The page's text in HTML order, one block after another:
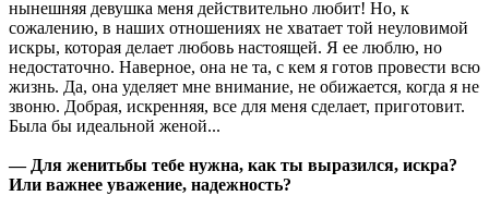
нынешняя девушка меня действительно любит! Но, к
сожалению, в наших отношениях не хватает той неуловимой
искры, которая делает любовь настоящей. Я ее люблю, но
недостаточно. Наверное, она не та, с кем я готов провести всю
жизнь. Да, она уделяет мне внимание, не обижается, когда я не
звоню. Добрая, искренняя, все для меня сделает, приготовит.
Была бы идеальной женой...
— Для женитьбы тебе нужна, как ты выразился, искра?
Или важнее уважение, надежность?